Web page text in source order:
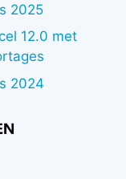
2025
12.0 met
2024